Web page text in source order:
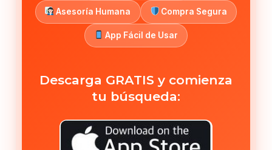
Asesoría Humana Compra Segura
App Fácil de Usar
Descarga GRATIS y comienza
tu búsqueda: